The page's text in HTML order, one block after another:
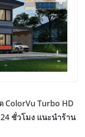
ColorVu Turbo HD
ชั่วโมง แนะนำร้าน